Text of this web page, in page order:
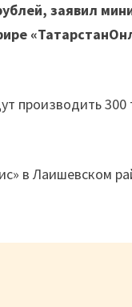
заявил
производить
в Лаишевском